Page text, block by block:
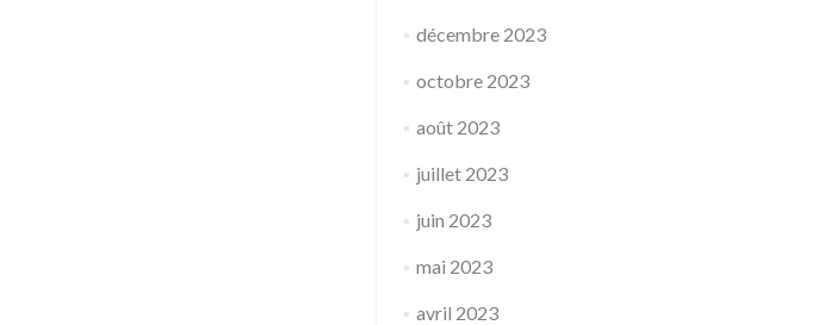
décembre 2023
octobre 2023
août 2023
juillet 2023
juin 2023
mai 2023
avril 2023